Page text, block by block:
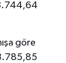
göre